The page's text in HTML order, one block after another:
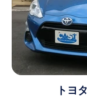
トヨ